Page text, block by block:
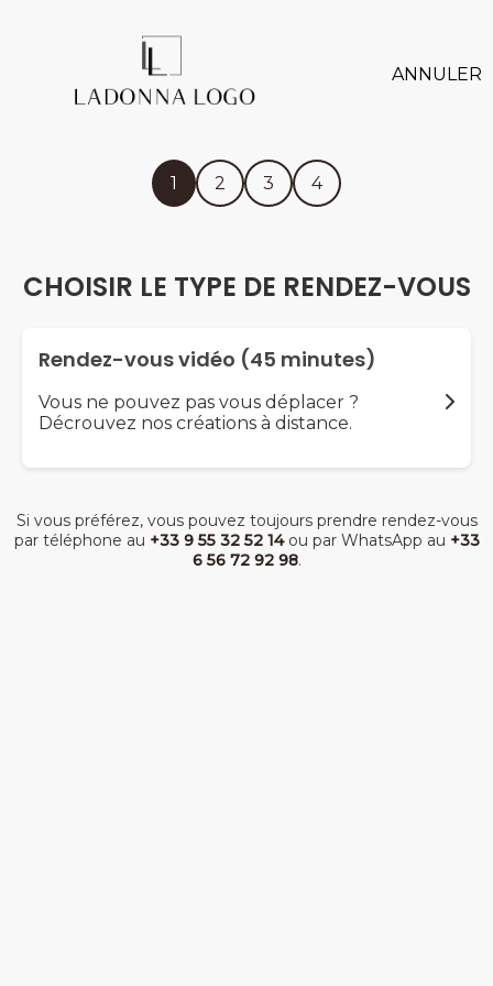
ANNULER
1 2 3 4
CHOISIR LE TYPE DE RENDEZ-VOUS
Rendez-vous vidéo (45 minutes)
Vous ne pouvez pas vous déplacer ?
Décrouvez nos créations à distance.
Si vous préférez, vous pouvez toujours prendre rendez-vous
par téléphone au +33 9 55 32 52 14ou par WhatsApp au +33
6 56 72 92 98.